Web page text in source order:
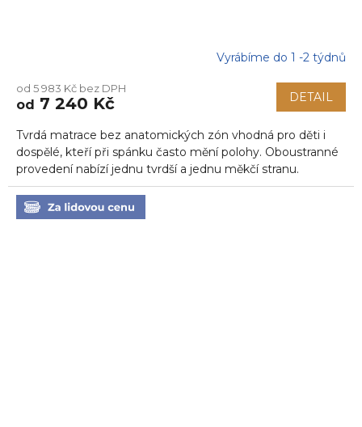
produktu
je
z
5
hvězdiček.
Vyrábíme do 1 -2 týdnů
od 5 983 Kč bez DPH
od 7 240 Kč DETAIL
Tvrdá matrace bez anatomických zón vhodná pro děti i
dospělé, kteří při spánku často mění polohy. Oboustranné
provedení nabízí jednu tvrdší a jednu měkčí stranu.